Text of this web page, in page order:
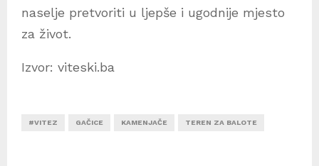
naselje pretvoriti u ljepše i ugodnije mjesto
za život.
Izvor: viteski.ba
#VITEZ GAČICE KAMENJAČE TEREN ZA BALOTE